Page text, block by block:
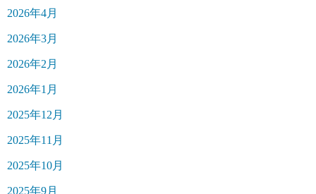
2026年4月
2026年3月
2026年2月
2026年1月
2025年12月
2025年11月
2025年10月
2025年9月